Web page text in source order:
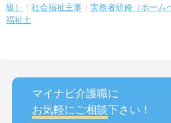
級）
社会福祉主事 実務者研修（ホーム
福祉士
マイナビ介護職に
お気軽にご相談下さい！